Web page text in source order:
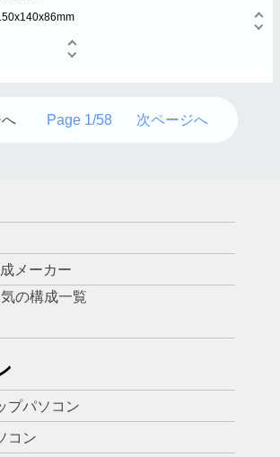
Page 1/58 次ページへ
メーカー
の構成一覧
プパソコン
コン